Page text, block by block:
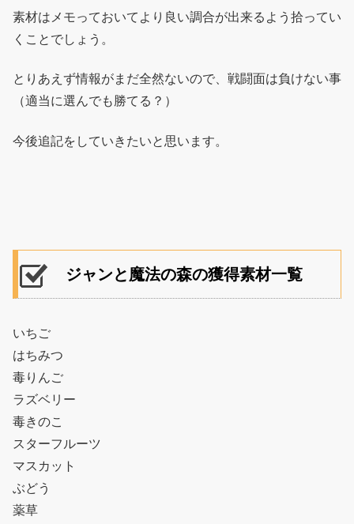
素材はメモっておいてより良い調合が出来るよう拾ってい
くことでしょう。
とりあえず情報がまだ全然ないので、戦闘面は負けない事
（適当に選んでも勝てる？）
今後追記をしていきたいと思います。
ジャンと魔法の森の獲得素材一覧
いちご
はちみつ
毒りんご
ラズベリー
毒きのこ
スターフルーツ
マスカット
ぶどう
薬草